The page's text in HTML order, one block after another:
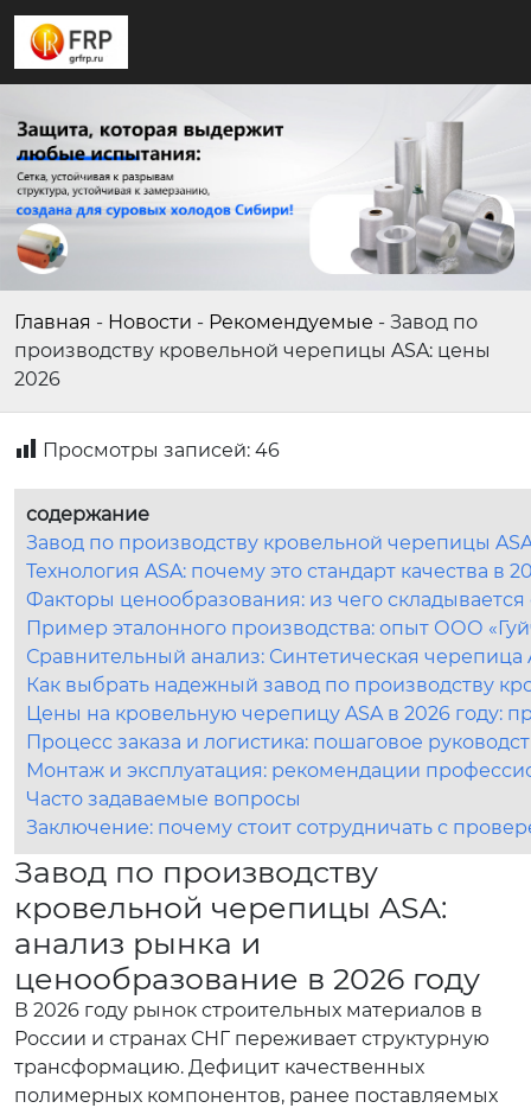
Главная - Новости - Рекомендуемые - Завод по
производству кровельной черепицы ASA: цены
2026
Просмотры записей: 46
содержание
Завод по производству кровельной черепицы
Технология ASA: почему это стандарт качества в
Факторы ценообразования: из чего складывается
Пример эталонного производства: опыт ООО
Сравнительный анализ: Синтетическая
Как выбрать надежный завод по производству
Цены на кровельную черепицу ASA в 2026 году:
Процесс заказа и логистика: пошаговое
Монтаж и эксплуатация: рекомендации
Часто задаваемые вопросы
Заключение: почему стоит сотрудничать с
Завод по производству
кровельной черепицы ASA:
анализ рынка и
ценообразование в 2026 году
В 2026 году рынок строительных материалов в
России и странах СНГ переживает структурную
трансформацию. Дефицит качественных
полимерных компонентов, ранее поставляемых